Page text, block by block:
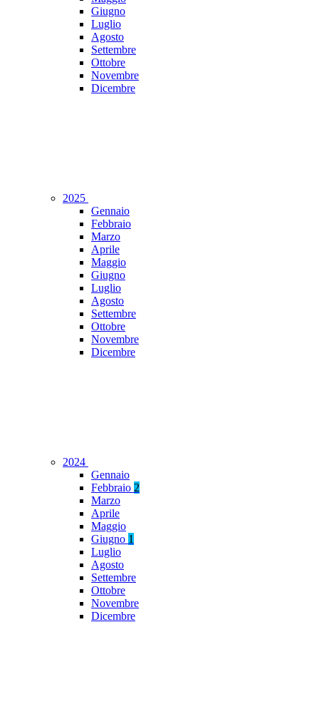
Giugno
Luglio
Agosto
Settembre
Ottobre
Novembre
Dicembre
2025
Gennaio
Febbraio
Marzo
Aprile
Maggio
Giugno
Luglio
Agosto
Settembre
Ottobre
Novembre
Dicembre
2024
Gennaio
Febbraio 2
Marzo
Aprile
Maggio
Giugno 1
Luglio
Agosto
Settembre
Ottobre
Novembre
Dicembre